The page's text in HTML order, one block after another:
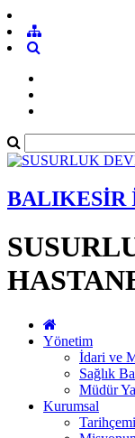
BALIKESİR
Yönetim
İdari ve
Sağlık
Müdür
Kurumsal